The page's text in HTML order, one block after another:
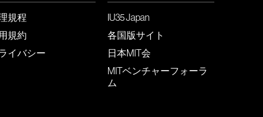
規程
規約
イバシー
IU35 Japan
各国版サイト
日本MIT会
MITベンチャーフォーラ
ム